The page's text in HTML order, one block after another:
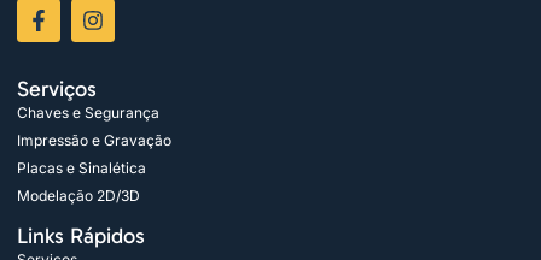
Serviços
Chaves e Segurança
Impressão e Gravação
Placas e Sinalética
Modelação 2D/3D
Links Rápidos